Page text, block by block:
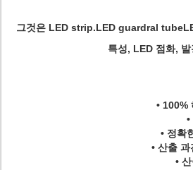
그것은 LED strip.LED guardral
특성, LED 점화,
• 100%
• 정확
• 산출
•